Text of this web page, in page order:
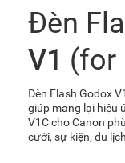
Đèn
V1 (for
Đèn Flash Godox
giúp mang lại hiệu
V1C cho Canon
cưới, sự kiện, du